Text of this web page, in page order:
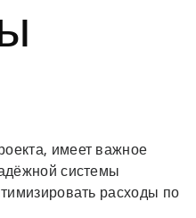
имеет важное
системы
расходы по